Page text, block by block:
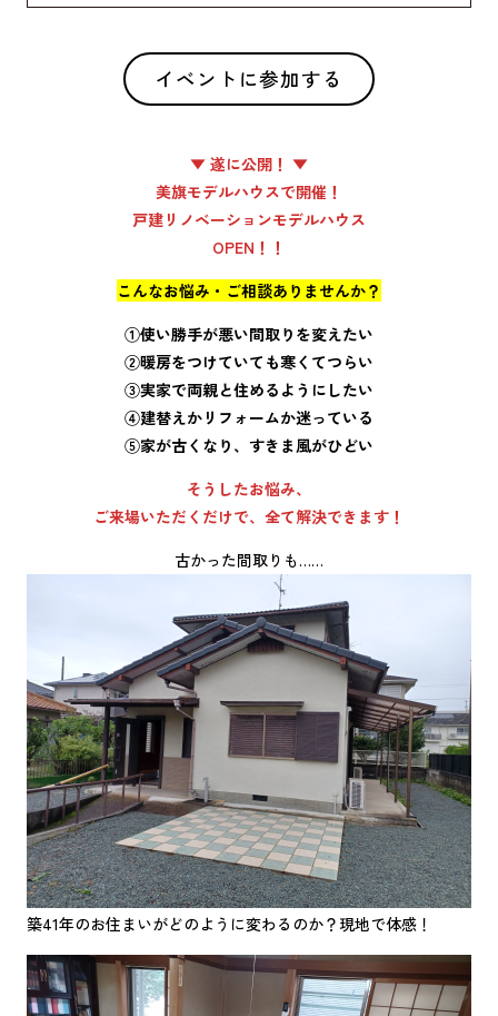
イベントに参加する
▼ 遂に公開！ ▼
美旗モデルハウスで開催！
戸建リノベーションモデルハウス
OPEN！！
こんなお悩み・ご相談ありませんか？
①使い勝手が悪い間取りを変えたい
②暖房をつけていても寒くてつらい
③実家で両親と住めるようにしたい
④建替えかリフォームか迷っている
⑤家が古くなり、すきま風がひどい
そうしたお悩み、
ご来場いただくだけで、全て解決できます！
古かった間取りも……
築41年のお住まいがどのように変わるのか？現地で体感！